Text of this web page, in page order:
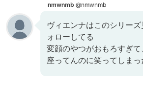
nmwnmb @nmwnmb
ヴィエンナはこのシリー
ォローしてる
変顔のやつがおもろすぎ
座ってんのに笑ってしまっ